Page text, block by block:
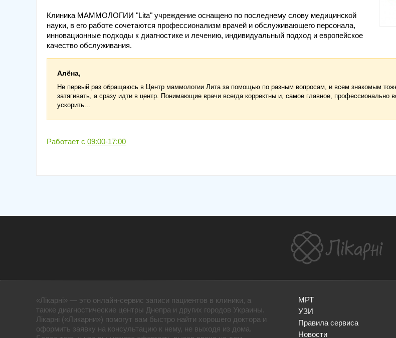
Клиника МАММОЛОГИИ "Lita" учреждение оснащено по последнему слову медицинской
науки, в его работе сочетаются профессионализм врачей и обслуживающего персонала,
инновационные подходы к диагностике и лечению, индивидуальный подход и европейское
качество обслуживания.
Алёна,
Не первый раз обращаюсь в Центр маммологии Лита за помощью по разным вопросам, и всем знакомым
затягивать, а сразу идти в центр. Понимающие врачи всегда корректны и, самое главное, профессионально
ускорить...
Работает с 09:00-17:00
«Лікарні» — это онлайн-сервис записи пациентов в клиники, а
также диагностические центры Днепра и других городов Украины.
Лікарні («Ликарни») помогут вам быстро найти хорошего доктора и
оформить заявку на консультацию к нему, не выходя из дома.
МРТ
УЗИ
Правила сервиса
Новости